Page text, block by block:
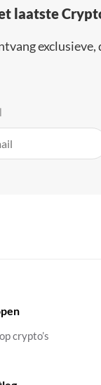
laatste
crypto’s